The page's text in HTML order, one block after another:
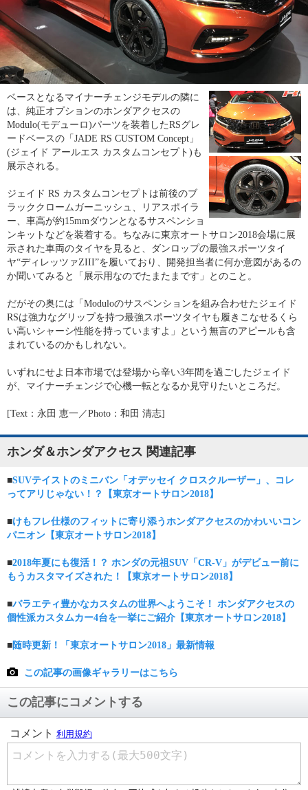
ベースとなるマイナーチェンジモデルの隣に
は、純正オプションのホンダアクセスの
Modulo(モデューロ)パーツを装着したRSグレ
ードベースの「JADE RS CUSTOM Concept」
(ジェイド アールエス カスタムコンセプト)も
展示される。
ジェイド RS カスタムコンセプトは前後のブ
ラッククロームガーニッシュ、リアスポイラ
ー、車高が約15mmダウンとなるサスペンショ
ンキットなどを装着する。ちなみに東京オートサロン2018会場に展
示された車両のタイヤを見ると、ダンロップの最強スポーツタイ
ヤ“ディレッツァZIII”を履いており、開発担当者に何か意図があるの
か聞いてみると「展示用なのでたまたまです」とのこと。
だがその奥には「Moduloのサスペンションを組み合わせたジェイド
RSは強力なグリップを持つ最強スポーツタイヤも履きこなせるくら
い高いシャーシ性能を持っていますよ」という無言のアピールも含
まれているのかもしれない。
いずれにせよ日本市場では登場から辛い3年間を過ごしたジェイド
が、マイナーチェンジで心機一転となるか見守りたいところだ。
[Text：永田 恵一／Photo：和田 清志]
ホンダ＆ホンダアクセス 関連記事
■SUVテイストのミニバン「オデッセイ クロスクルーザー」、コレ
ってアリじゃない！？【東京オートサロン2018】
■けもフレ仕様のフィットに寄り添うホンダアクセスのかわいいコン
パニオン【東京オートサロン2018】
■2018年夏にも復活！？ ホンダの元祖SUV「CR-V」がデビュー前に
もうカスタマイズされた！【東京オートサロン2018】
■バラエティ豊かなカスタムの世界へようこそ！ ホンダアクセスの
個性派カスタムカー4台を一挙にご紹介【東京オートサロン2018】
■随時更新！「東京オートサロン2018」最新情報
この記事の画像ギャラリーはこちら
この記事にコメントする